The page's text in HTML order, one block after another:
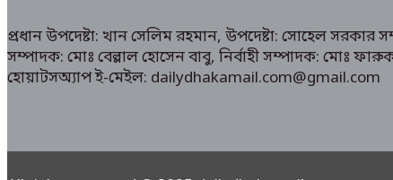
প্রধান উপদেষ্টা: খান সেলিম রহমান, উপদেষ্টা: সোহেল
সম্পাদক: মোঃ বেল্লাল হোসেন বাবু, নির্বাহী সম্পাদক: মোঃ
হোয়াটসঅ্যাপ ই-মেইল: dailydhakamail.com@gmail.com